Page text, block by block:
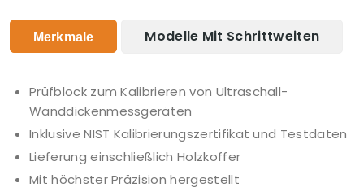
Merkmale Modelle Mit Schrittweiten
Prüfblock zum Kalibrieren von Ultraschall-
Wanddickenmessgeräten
Inklusive NIST Kalibrierungszertifikat und Testdaten
Lieferung einschließlich Holzkoffer
Mit höchster Präzision hergestellt